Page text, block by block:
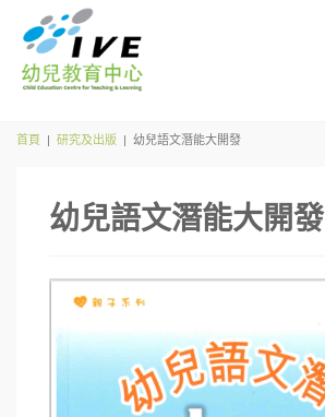
首頁 | 研究及出版 | 幼兒語文潛能大開發
幼兒語文潛能大開發